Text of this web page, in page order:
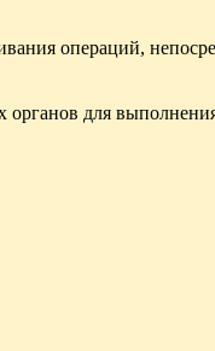
операций,
органов для